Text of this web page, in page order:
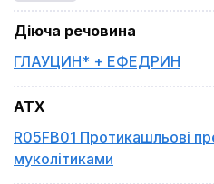
Діюча речовина
ГЛАУЦИН* + ЕФЕДРИН
ATX
R05FB01 Протикашльові
муколітиками